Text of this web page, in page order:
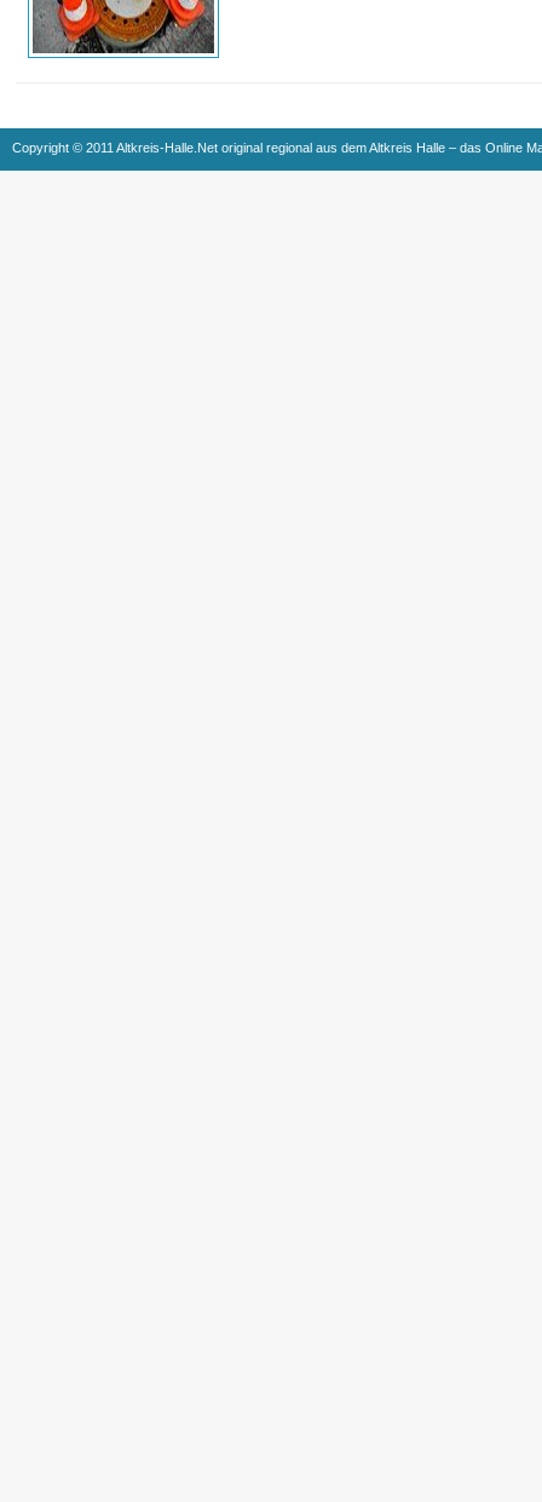
Copyright © 2011 Altkreis-Halle.Net original regional aus dem Altkreis Halle – das Online